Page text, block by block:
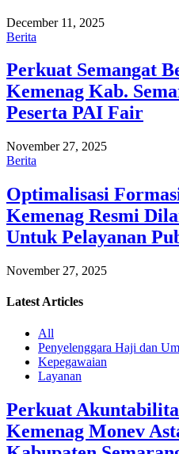
December 11, 2025
Berita
Perkuat Semangat
Kemenag Kab.
Peserta PAI Fair
November 27, 2025
Berita
Optimalisasi
Kemenag Resmi
Untuk Pelayanan
November 27, 2025
Latest Articles
All
Penyelenggara Haji dan
Kepegawaian
Layanan
Perkuat
Kemenag Monev